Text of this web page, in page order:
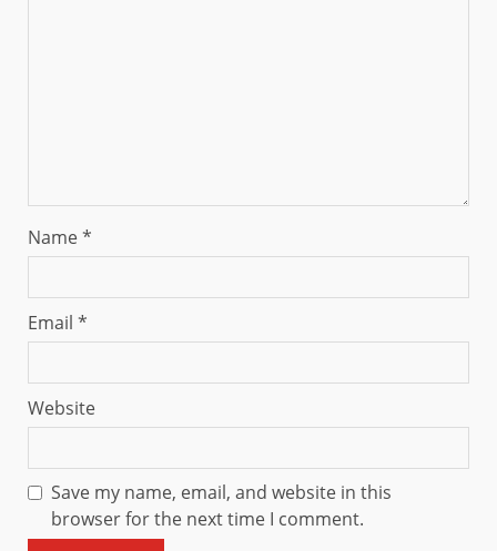
Name*
Email *
Website
Save my name, email, and website in this
browser for the next time I comment.